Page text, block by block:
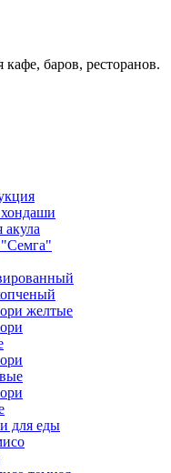
баров, ресторанов.
акула
желтые
для еды